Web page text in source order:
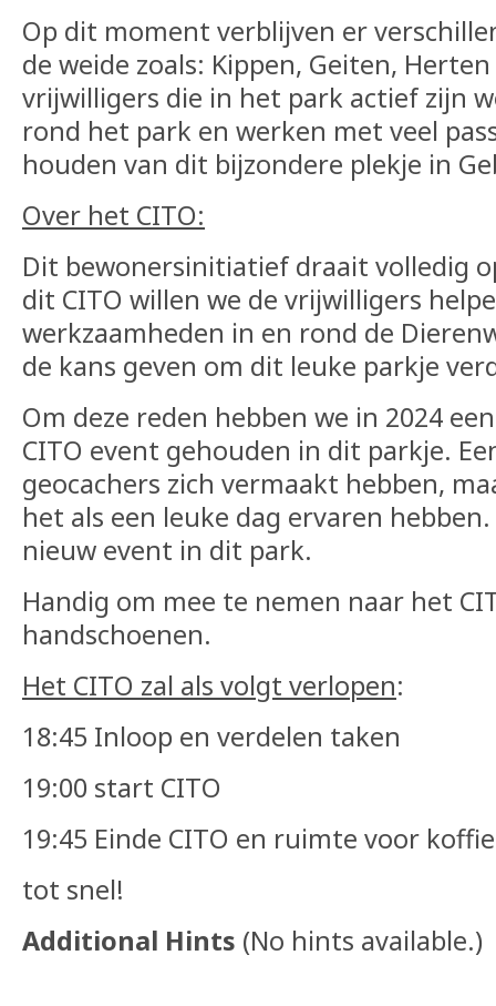
Op dit moment verblijven er
de weide zoals: Kippen, Geiten,
vrijwilligers die in het park actief zijn
rond het park en werken met veel
houden van dit bijzondere plekje in
Over het CITO:
Dit bewonersinitiatief draait volledig
dit CITO willen we de vrijwilligers
werkzaamheden in en rond de
de kans geven om dit leuke parkje
Om deze reden hebben we in 2024
CITO event gehouden in dit parkje.
geocachers zich vermaakt hebben,
het als een leuke dag ervaren
nieuw event in dit park.
Handig om mee te nemen naar het
handschoenen.
Het CITO zal als volgt verlopen:
18:45 Inloop en verdelen taken
19:00 start CITO
19:45 Einde CITO en ruimte voor
tot snel!
Additional Hints (No hints available.)